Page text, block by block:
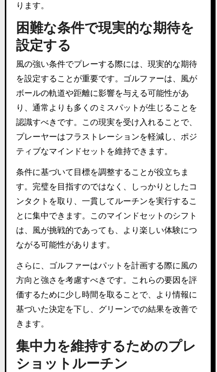
ります。
困難な条件で現実的な期待を
設定する
風の強い条件でプレーする際には、現実的な期待
を設定することが重要です。ゴルファーは、風が
ボールの軌道や距離に影響を与える可能性があ
り、通常よりも多くのミスパットが生じることを
認識すべきです。この現実を受け入れることで、
プレーヤーはフラストレーションを軽減し、ポジ
ティブなマインドセットを維持できます。
条件に基づいて目標を調整することが役立ちま
す。完璧を目指すのではなく、しっかりとしたコ
ンタクトを取り、一貫してルーチンを実行するこ
とに集中できます。このマインドセットのシフト
は、風が挑戦的であっても、より楽しい体験につ
ながる可能性があります。
さらに、ゴルファーはパットを計画する際に風の
方向と強さを考慮すべきです。これらの要因を評
価するために少し時間を取ることで、より情報に
基づいた決定を下し、グリーンでの結果を改善で
きます。
集中力を維持するためのプレ
ショットルーチン